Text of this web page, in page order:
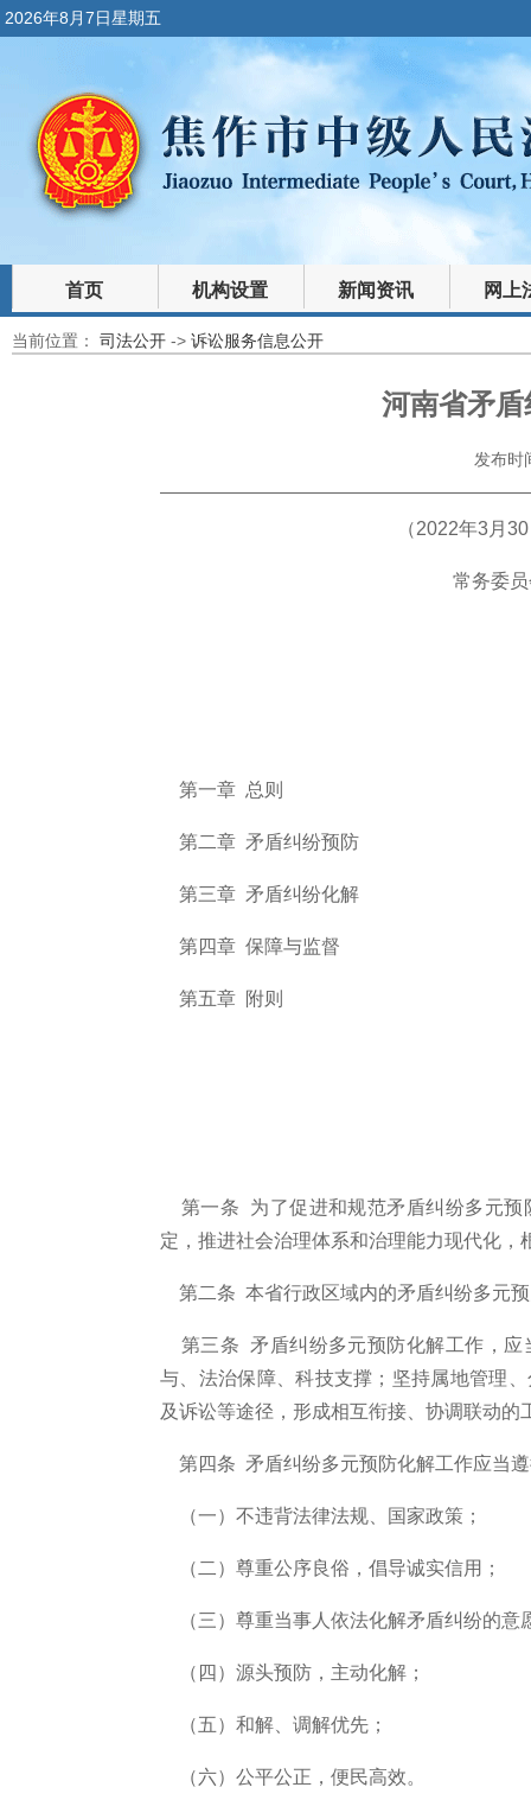
2026年8月7日星期五
首页 机构设置 新闻资讯 网上
裁判文书 法律文库
当前位置： 司法公开 -> 诉讼服务信息公开
河南省矛
发布时
（2022年3月
常务委
第一章 总则
第二章 矛盾纠纷预防
第三章 矛盾纠纷化解
第四章 保障与监督
第五章 附则
第一条 为了促进和规范矛盾纠纷多元预
定，推进社会治理体系和治理能力现代化
第二条 本省行政区域内的矛盾纠纷多元
第三条 矛盾纠纷多元预防化解工作，应
与、法治保障、科技支撑；坚持属地管理
及诉讼等途径，形成相互衔接、协调联动
第四条 矛盾纠纷多元预防化解工作应当
（一）不违背法律法规、国家政策；
（二）尊重公序良俗，倡导诚实信用；
（三）尊重当事人依法化解矛盾纠纷的意
（四）源头预防，主动化解；
（五）和解、调解优先；
（六）公平公正，便民高效。